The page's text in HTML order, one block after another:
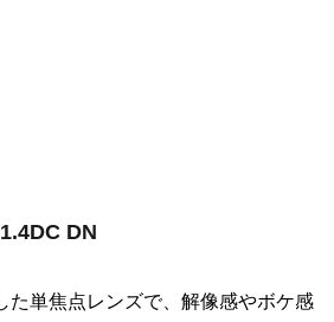
DN
た単焦点レンズで、解像感やボケ感